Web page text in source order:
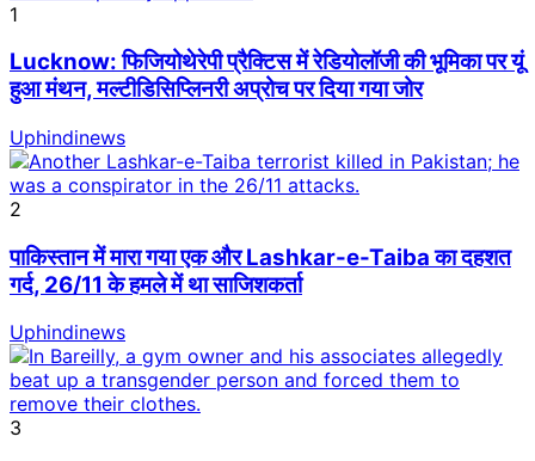
1
Lucknow: फिजियोथेरेपी प्रैक्टिस में रेडियोलॉजी की भूमिका पर यूं
हुआ मंथन, मल्टीडिसिप्लिनरी अप्रोच पर दिया गया जोर
Uphindinews
2
पाकिस्तान में मारा गया एक और Lashkar-e-Taiba का दहशत
गर्द, 26/11 के हमले में था साजिशकर्ता
Uphindinews
3